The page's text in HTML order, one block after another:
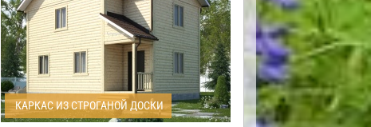
КАРКАС ИЗ СТРОГАНОЙ ДОСКИ